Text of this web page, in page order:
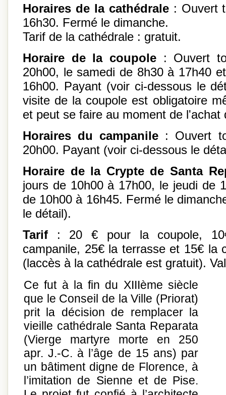
Horaires de la cathédrale: Ouvert
16h30. Fermé le dimanche.
Tarif de la cathédrale : gratuit.
Horaire de la coupole: Ouvert
20h00, le samedi de 8h30 à 17h40
16h00. Payant (voir ci-dessous le
visite de la coupole est obligatoire
et peut se faire au moment de l'achat
Horaires du campanile : Ouvert
20h00. Payant (voir ci-dessous le
Horaire de la Crypte de Santa
jours de 10h00 à 17h00, le jeudi de
de 10h00 à 16h45. Fermé le
le détail).
Tarif
: 20 € pour la coupole,
campanile, 25€ la terrasse et 15€ la
(laccès à la cathédrale est gratuit).
Ce fut à la fin du XIIIème siècle
que le Conseil de la Ville (Priorat)
prit la décision de remplacer la
vieille cathédrale Santa Reparata
(Vierge martyre morte en 250
apr. J.-C. à l’âge de 15 ans) par
un bâtiment digne de Florence, à
l’imitation de Sienne et de Pise.